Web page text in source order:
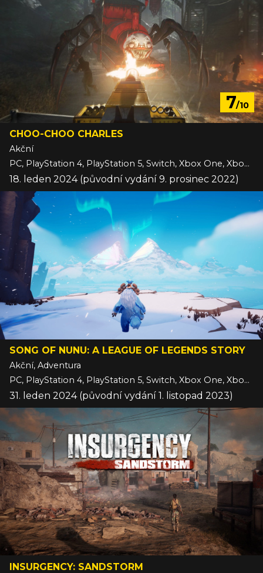
7/10
CHOO-CHOO CHARLES
Akční
PC, PlayStation 4, PlayStation 5, Switch, Xbox One, Xbox Series
18. leden 2024 (původní vydání 9. prosinec 2022)
SONG OF NUNU: A LEAGUE OF LEGENDS STORY
Akční, Adventura
PC, PlayStation 4, PlayStation 5, Switch, Xbox One, Xbox Series
31. leden 2024 (původní vydání 1. listopad 2023)
INSURGENCY: SANDSTORM